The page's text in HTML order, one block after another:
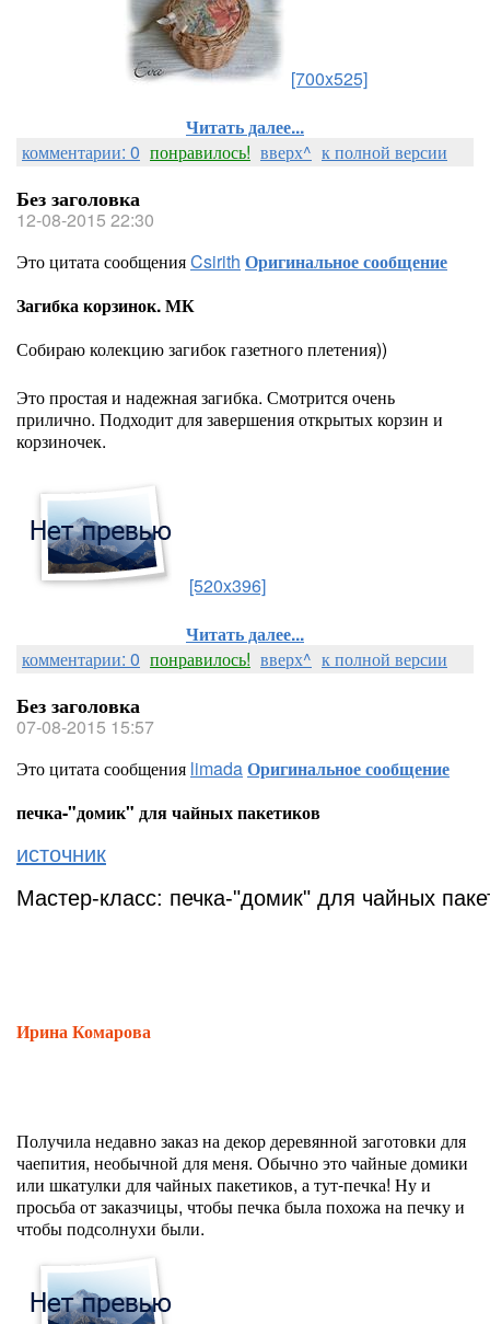
[700x525]
Читать далее...
комментарии: 0 понравилось! вверх^ к полной версии
Без заголовка
12-08-2015 22:30
Это цитата сообщенияCsirith Оригинальное сообщение
Загибка корзинок. МК
Собираю колекцию загибок газетного плетения))
Это простая и надежная загибка. Смотрится очень
прилично. Подходит для завершения открытых корзин и
корзиночек.
[520x396]
Читать далее...
комментарии: 0 понравилось! вверх^ к полной версии
Без заголовка
07-08-2015 15:57
Это цитата сообщения limadaОригинальное сообщение
печка-"домик" для чайных пакетиков
источник
Мастер-класс: печка-"домик" для чайных
Ирина Комарова
Получила недавно заказ на декор деревянной заготовки для
чаепития, необычной для меня. Обычно это чайные домики
или шкатулки для чайных пакетиков, а тут-печка! Ну и
просьба от заказчицы, чтобы печка была похожа на печку и
чтобы подсолнухи были.